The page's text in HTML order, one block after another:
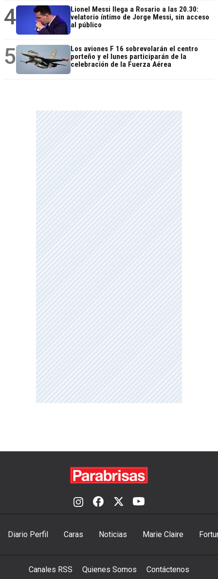
4
Lionel Messi llega a Rosario a las 20.30:
velatorio íntimo de Jorge Messi, sin acceso
al público
5
Los aviones F 16 sobrevolarán el centro
porteño y el lunes participarán de la
celebración de la Fuerza Aérea
Diario Perfil Caras Noticias Marie Claire
Canales RSS Quienes Somos Contáctenos